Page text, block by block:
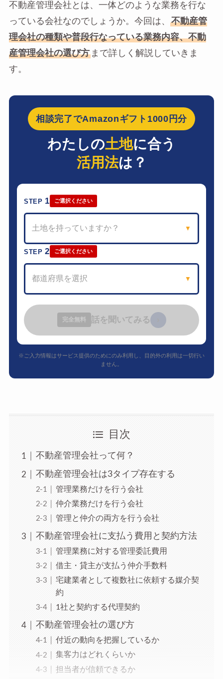
不動産管理会社とは、一体どのような業務を行な
っている会社なのでしょうか。今回は、
不動産管
理会社の種類や普段行なっている業務内容、不動
産管理会社の選び方まで詳しく解説していきま
す。
相談完了でAmazonギフト1000円分
わたしの土地に合う
活用法は？
STEP 1 ご選択ください
土地を持っていますか？ ▼
STEP2 ご選択ください
都道府県を選択 ▼
完全無料 話を聞いてみる
※ご入力情報はサービス提供のためにのみ利用し、目的外の利用は一切行い
ません。
目次
不動産管理会社って何？
不動産管理会社は3タイプ存在する
管理業務だけを行う会社
仲介業務だけを行う会社
管理と仲介の両方を行う会社
不動産管理会社に支払う費用と契約方法
管理業務に対する管理委託費用
借主・貸主が支払う仲介手数料
宅建業者として複数社に依頼する媒介契
約
1社と契約する代理契約
不動産管理会社の選び方
付近の動向を把握しているか
集客力はどれくらいか
担当者が信頼できるか